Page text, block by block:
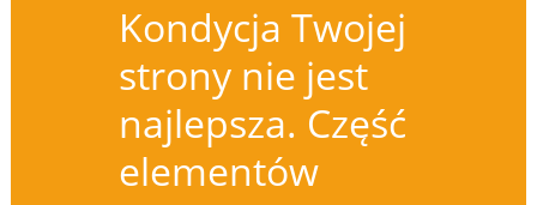
Kondycja Twojej
strony nie jest
najlepsza. Część
elementów